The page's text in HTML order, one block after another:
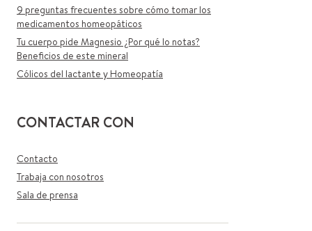
9 preguntas frecuentes sobre cómo tomar los
medicamentos homeopáticos
Tu cuerpo pide Magnesio ¿Por qué lo notas?
Beneficios de este mineral
Cólicos del lactante y Homeopatía
CONTACTAR CON
Contacto
Trabaja con nosotros
Sala de prensa